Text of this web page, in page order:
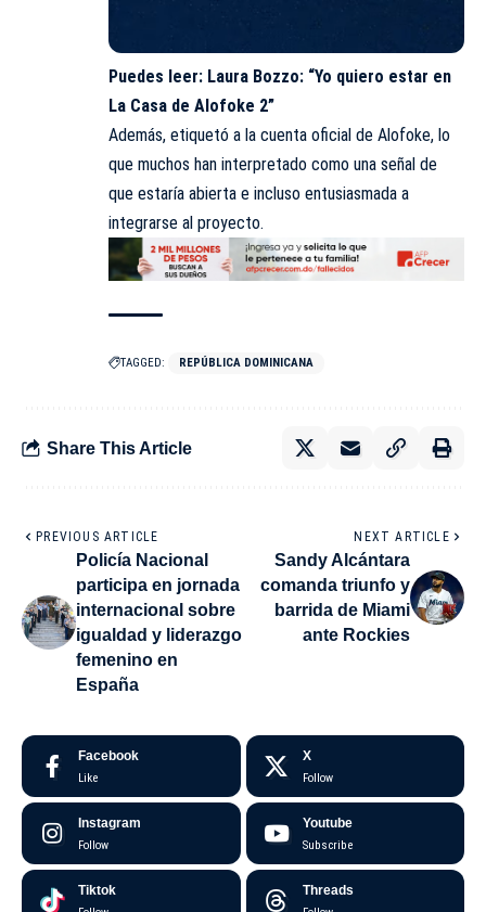
Puedes leer: Laura Bozzo: “Yo quiero estar en
La Casa de Alofoke 2”
Además, etiquetó a la cuenta oficial de Alofoke, lo
que muchos han interpretado como una señal de
que estaría abierta e incluso entusiasmada a
integrarse al proyecto.
TAGGED: REPÚBLICA DOMINICANA
Share This Article
PREVIOUS ARTICLE
Policía Nacional
participa en jornada
internacional sobre
igualdad y liderazgo
femenino en
España
NEXT ARTICLE
Sandy Alcántara
comanda triunfo y
barrida de Miami
ante Rockies
Facebook
Like
X
Follow
Instagram
Follow
Youtube
Subscribe
Tiktok Threads